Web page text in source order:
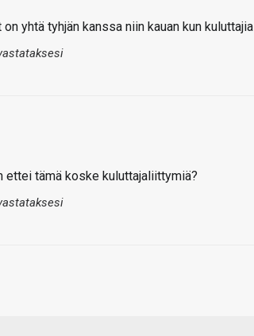
yhtä tyhjän kanssa niin kauan kun
ettei tämä koske kuluttajaliittymiä?